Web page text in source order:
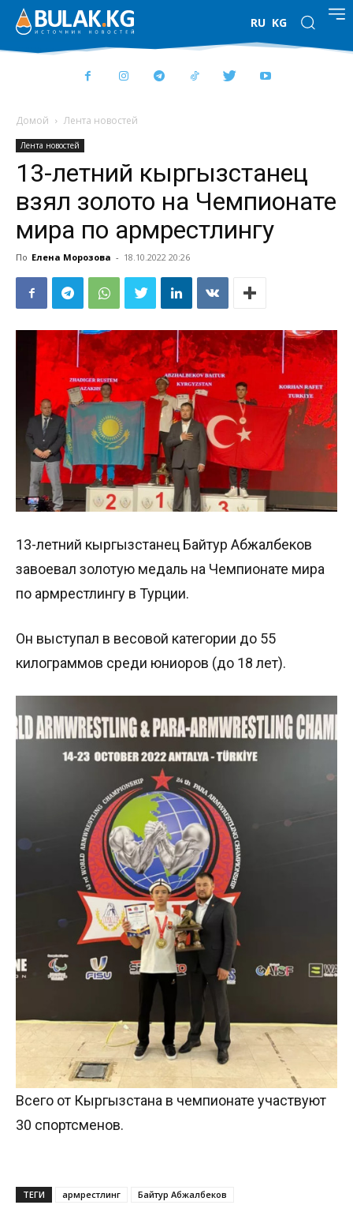
RU KG
Домой Лента новостей
Лента новостей
13-летний кыргызстанец
взял золото на Чемпионате
мира по армрестлингу
По Елена Морозова - 18.10.2022 20:26
13-летний кыргызстанец Байтур Абжалбеков
завоевал золотую медаль на Чемпионате мира
по армрестлингу в Турции.
Он выступал в весовой категории до 55
килограммов среди юниоров (до 18 лет).
Всего от Кыргызстана в чемпионате участвуют
30 спортсменов.
ТЕГИ армрестлинг Байтур Абжалбеков